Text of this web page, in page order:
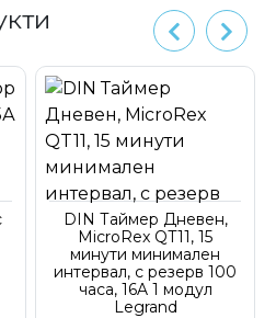
DIN Таймер Дневен,
MicroRex QT11, 15
минути минимален
интервал, с резерв 100
часа, 16A 1 модул
Legrand